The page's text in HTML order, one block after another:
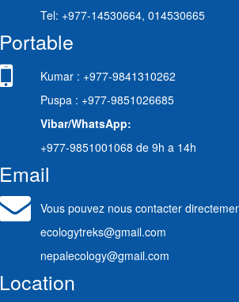
Tel: +977-14530664, 014530665
Portable
Kumar : +977-9841310262
Puspa : +977-9851026685
Vibar/WhatsApp:
+977-9851001068 de 9h a 14h
Email
Vous pouvez nous contacter
ecologytreks@gmail.com
nepalecology@gmail.com
Location